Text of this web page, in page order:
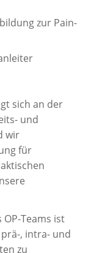
zur Pain-
sich an der
und
wir
für
Teams ist
, intra- und
zu